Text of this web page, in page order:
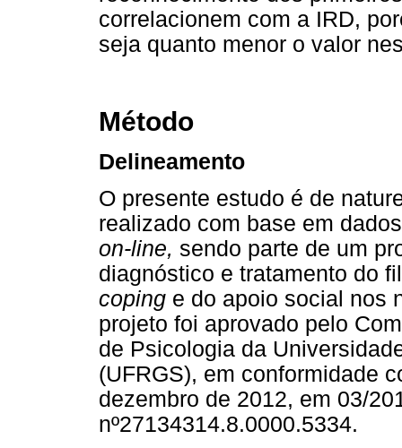
correlacionem com a IRD,
seja quanto menor o valor
Método
Delineamento
O presente estudo é de
realizado com base em
on-line, sendo parte de um
diagnóstico e tratamento do
coping e do apoio social nos
projeto foi aprovado pelo
de Psicologia da
(UFRGS), em conformidade
dezembro de 2012, em 03/
nº27134314.8.0000.5334.